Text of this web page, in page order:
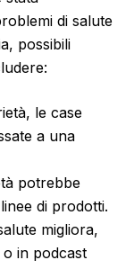
di salute
possibili
le case
a una
potrebbe
di prodotti.
migliora,
in podcast